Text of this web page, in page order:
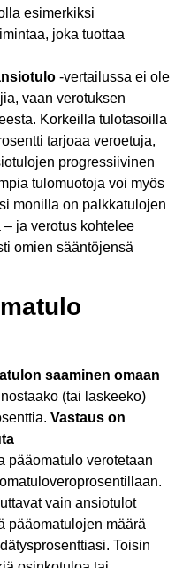
esimerkiksi
joka tuottaa
-vertailussa ei ole
vaan verotuksen
Korkeilla tulotasoilla
tarjoaa veroetuja,
progressiivinen
tulomuotoja voi myös
monilla on palkkatulojen
ja verotus kohtelee
omien sääntöjensä
saaminen omaan
(tai laskeeko)
Vastaus on
pääomatulo verotetaan
vain ansiotulot
pääomatulojen määrä
Toisin